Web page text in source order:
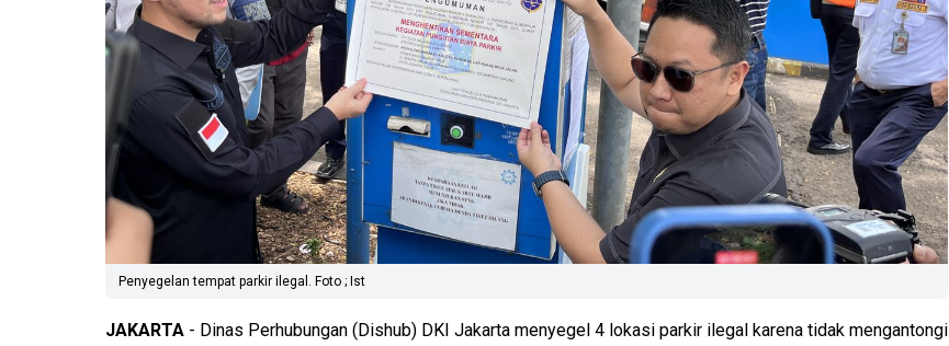
Penyegelan tempat parkir ilegal. Foto ; Ist
JAKARTA - Dinas Perhubungan (Dishub) DKI Jakarta menyegel 4 lokasi parkir ilegal karena tidak mengantongi